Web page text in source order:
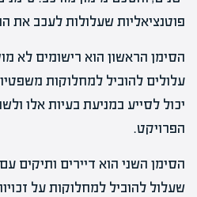
פוטנציאליות שעלולות לעכב את
הסימן הראשון הוא רישומים לא
עלולים להוביל למחלוקות
יכול לסייע במניעת בעיות אלו
הפרויקט.
הסימן השני הוא דיירים ותיקים
שעלול להוביל למחלוקות על